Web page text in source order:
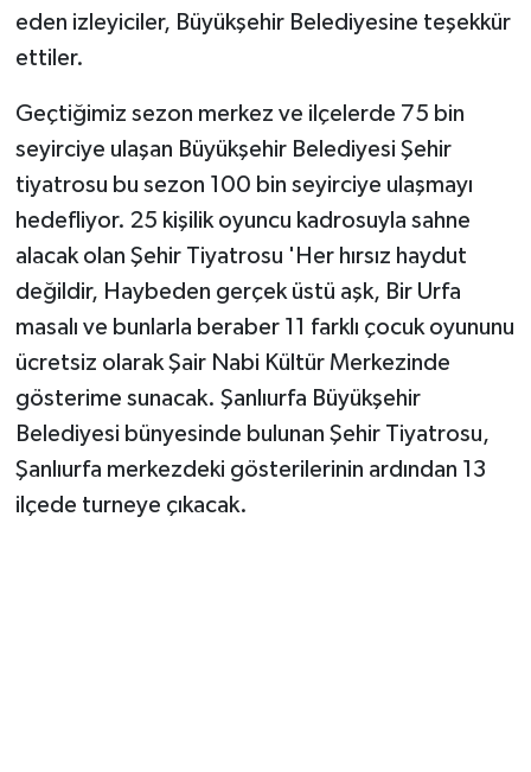
eden izleyiciler, Büyükşehir Belediyesine teşekkür
ettiler.
Geçtiğimiz sezon merkez ve ilçelerde 75 bin
seyirciye ulaşan Büyükşehir Belediyesi Şehir
tiyatrosu bu sezon 100 bin seyirciye ulaşmayı
hedefliyor. 25 kişilik oyuncu kadrosuyla sahne
alacak olan Şehir Tiyatrosu 'Her hırsız haydut
değildir, Haybeden gerçek üstü aşk, Bir Urfa
masalı ve bunlarla beraber 11 farklı çocuk oyununu
ücretsiz olarak Şair Nabi Kültür Merkezinde
gösterime sunacak. Şanlıurfa Büyükşehir
Belediyesi bünyesinde bulunan Şehir Tiyatrosu,
Şanlıurfa merkezdeki gösterilerinin ardından 13
ilçede turneye çıkacak.